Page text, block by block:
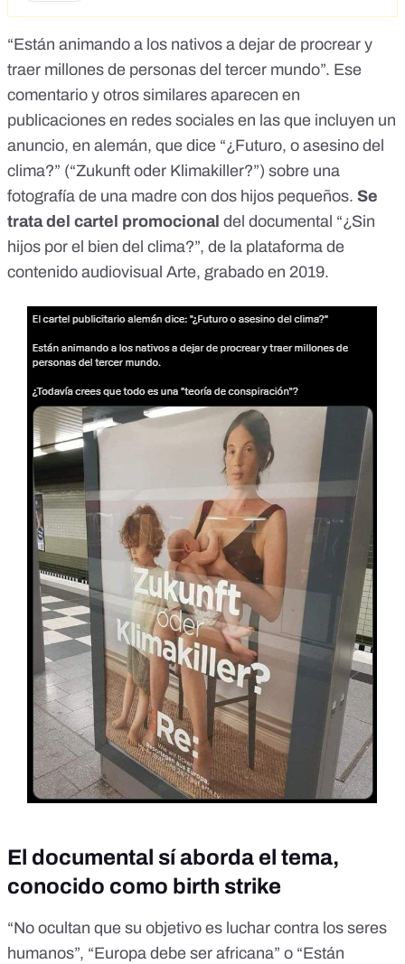
“Están animando a los nativos a dejar de procrear y
traer millones de personas del tercer mundo”. Ese
comentario y otros similares aparecen en
publicaciones en redes sociales en las que incluyen un
anuncio, en alemán, que dice “¿Futuro, o asesino del
clima?” (“Zukunft oder Klimakiller?”) sobre una
fotografía de una madre con dos hijos pequeños. Se
trata del cartel promocional del documental “¿Sin
hijos por el bien del clima?”, de la plataforma de
contenido audiovisual Arte, grabado en 2019.
El documental sí aborda el tema,
conocido como birth strike
“No ocultan que su objetivo es luchar contra los seres
humanos”, “Europa debe ser africana” o “Están